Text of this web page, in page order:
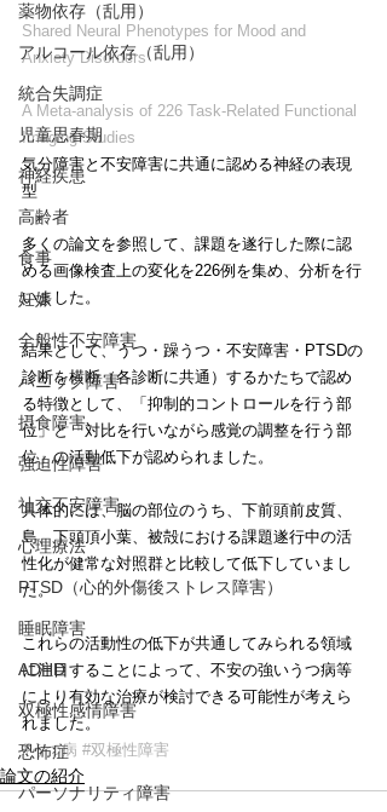
薬物依存（乱用）
アルコール依存（乱用）
統合失調症
児童思春期
神経疾患
高齢者
食事
妊娠
全般性不安障害
パニック障害
摂食障害
強迫性障害
社交不安障害
心理療法
PTSD（心的外傷後ストレス障害）
睡眠障害
ADHD
双極性感情障害
恐怖症
パーソナリティ障害
Shared Neural Phenotypes for Mood and
Anxiety Disorders
A Meta-analysis of 226 Task-Related Functional
Imaging Studies
気分障害と不安障害に共通に認める神経の表現
型
多くの論文を参照して、課題を遂行した際に認
める画像検査上の変化を226例を集め、分析を行
いました。
結果として、うつ・躁うつ・不安障害・PTSDの
診断を横断（各診断に共通）するかたちで認め
る特徴として、「抑制的コントロールを行う部
位」と「対比を行いながら感覚の調整を行う部
位」の活動低下が認められました。
具体的には、脳の部位のうち、下前頭前皮質、
島、下頭頂小葉、被殻における課題遂行中の活
性化が健常な対照群と比較して低下していまし
た。
これらの活動性の低下が共通してみられる領域
に注目することによって、不安の強いうつ病等
により有効な治療が検討できる可能性が考えら
れました。
#うつ病 #双極性障害
論文の紹介